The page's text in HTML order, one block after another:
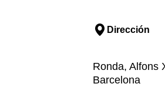
Dirección
Ronda, Alfons
Barcelona